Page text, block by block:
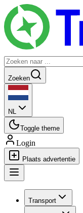
Zoeken
NL
Toggle theme
Login
Plaats advertentie
Transport